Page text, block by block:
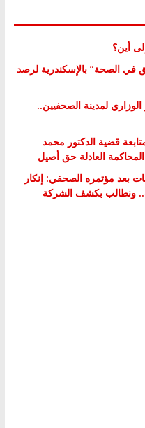
أين؟
في الصحة” بالإسكندرية لرصد
لمدينة الصحفيين..
قضية الدكتور محمد
العادلة حق أصيل
بعد مؤتمره الصحفي: إنكار
ونطالب بكشف الشركة